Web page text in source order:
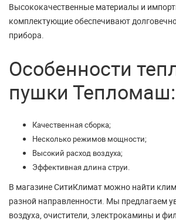
Высококачественные материалы и
комплектующие обеспечивают
прибора.
Особенности
пушки Тепломаш:
Качественная сборка;
Несколько режимов мощности;
Высокий расход воздуха;
Эффективная длина струи.
В магазине СитиКлимат можно найти
разной направленности. Мы предлагаем
воздуха, очистители, электрокамины и